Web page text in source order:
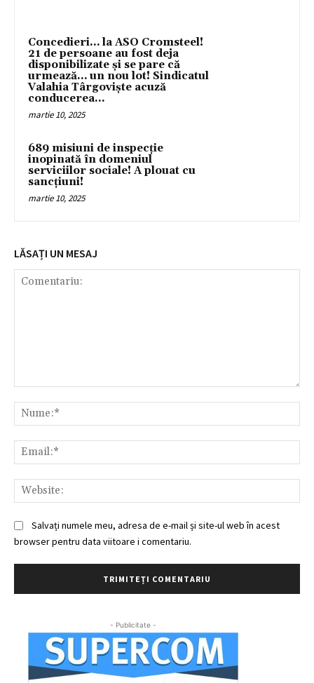
Concedieri… la ASO Cromsteel!
21 de persoane au fost deja
disponibilizate și se pare că
urmează… un nou lot! Sindicatul
Valahia Târgoviște acuză
conducerea...
martie 10, 2025
689 misiuni de inspecție
inopinată în domeniul
serviciilor sociale! A plouat cu
sancțiuni!
martie 10, 2025
LĂSAȚI UN MESAJ
Salvați numele meu, adresa de e-mail și site-ul web în acest
browser pentru data viitoare i comentariu.
- Publicitate -